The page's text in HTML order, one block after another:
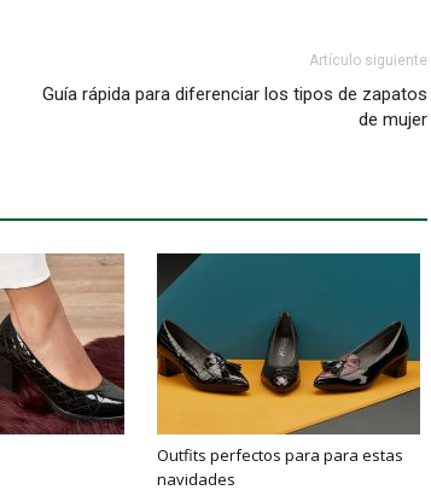
Artículo siguiente
Guía rápida para diferenciar los tipos de zapatos
de mujer
Outfits perfectos para para estas
navidades